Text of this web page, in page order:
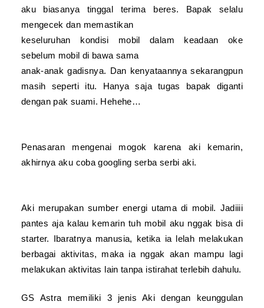
aku biasanya tinggal terima beres. Bapak selalu
mengecek dan memastikan
keseluruhan kondisi mobil dalam keadaan oke
sebelum mobil di bawa sama
anak-anak gadisnya.
Dan kenyataannyasekarangpun
masih seperti itu. Hanya saja tugas bapak diganti
dengan pak suami. Hehehe…
Penasaran mengenai mogok karena aki kemarin,
akhirnya aku coba googling serba serbi aki.
Aki merupakan sumber energi utama di mobil. Jadiiii
pantes aja kalau kemarin tuh mobil aku nggak bisa di
starter. Ibaratnya manusia, ketika ia lelah melakukan
berbagai aktivitas, maka ia nggak akan mampu lagi
melakukan aktivitas lain tanpa istirahat terlebih dahulu.
GS Astra memiliki 3 jenis Aki dengan keunggulan